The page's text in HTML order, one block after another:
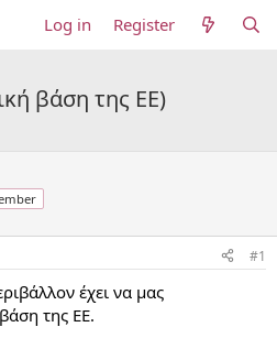
Log in Register
βάση της ΕΕ)
#1
έχει να μας
της ΕΕ.